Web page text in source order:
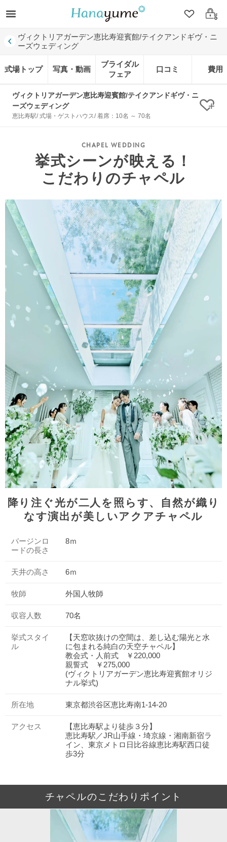
クリップ
ログ
ヴィクトリアガーデン恵比寿迎賓館/テイクアンドギヴ・ニ
ーズウェディング
式場トップ 写真・動画
ブライダル
フェア
口コミ 費用
ヴィクトリアガーデン恵比寿迎賓館/テイクアンドギヴ・ニ
ーズウェディング
恵比寿駅/ 式場・ゲストハウス/ 着席：10名 ～ 70名 ク
挙式シーンが映える！
こだわりのチャペル
降り注ぐ光が二人を照らす、自然が織り
なす演出が美しいアクアチャペル
バージンロ
ードの長さ
8ｍ
天井の高さ 6ｍ
牧師 外国人牧師
収容人数 70名
挙式スタイ
ル
【天窓吹抜けの空間は、差し込む陽光と水
に包まれる純白の天空チャペル】
教会式・人前式 ￥220,000
親誓式 ￥275,000
(ヴィクトリアガーデン恵比寿迎賓館オリジ
ナル挙式)
所在地 東京都渋谷区恵比寿南1-14-20
アクセス
【恵比寿駅より徒歩３分】
恵比寿駅／JR山手線・埼京線・湘南新宿ラ
イン、東京メトロ日比谷線恵比寿駅西口徒
歩3分
チャペルのこだわりポイント